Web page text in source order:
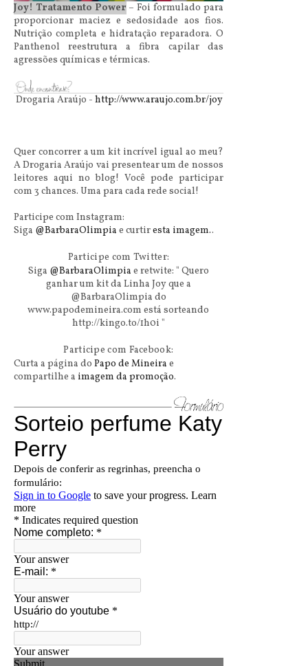
Joy! Tratamento Power – Foi formulado para
proporcionar maciez e sedosidade aos fios.
Nutriçãocompleta e hidratação reparadora. O
Panthenol reestrutura a fibra capilar das
agressões químicas e térmicas.
Drogaria Araújo -http://www.araujo.com.br/joy
Quer concorrer a um kit incrível igual ao meu?
A Drogaria Araújo vai presentear um de nossos
leitores aqui no blog! Você pode participar
com 3 chances. Uma para cada rede social!
Participe com Instagram:
Siga @BarbaraOlimpia e curtiresta imagem..
Participe com Twitter:
Siga @BarbaraOlimpia e retwite: " Quero
ganhar um kit da Linha Joy que a
@BarbaraOlimpia do
www.papodemineira.com está sorteando
http://kingo.to/1h0i "
Participe com Facebook:
Curta a página do Papo de Mineira e
compartilhe a imagem da promoção.